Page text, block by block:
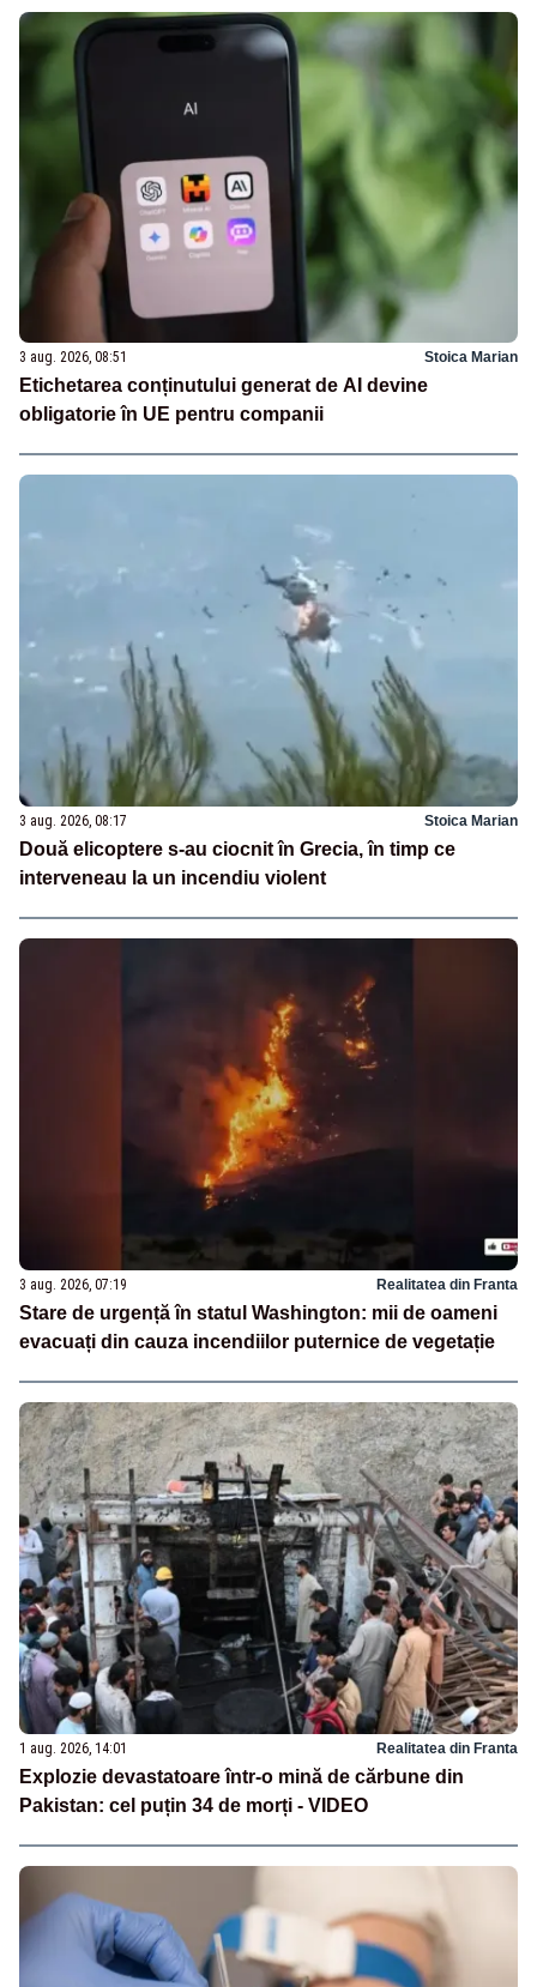
3 aug. 2026, 08:51 Stoica Marian
Etichetarea conținutului generat de AI devine
obligatorie în UE pentru companii
3 aug. 2026, 08:17 Stoica Marian
Două elicoptere s-au ciocnit în Grecia, în timp ce
interveneau la un incendiu violent
3 aug. 2026, 07:19 Realitatea din Franta
Stare de urgență în statul Washington: mii de oameni
evacuați din cauza incendiilor puternice de vegetație
1 aug. 2026, 14:01 Realitatea din Franta
Explozie devastatoare într-o mină de cărbune din
Pakistan: cel puțin 34 de morți - VIDEO